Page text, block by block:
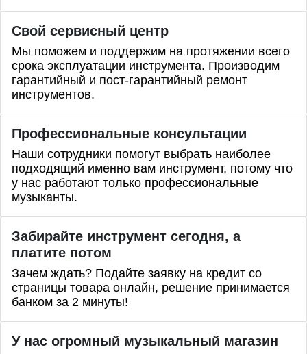
Свой сервисный центр
Мы поможем и поддержим на протяжении всего
срока эксплуатации инструмента. Производим
гарантийный и пост-гарантийный ремонт
инструментов.
Профессиональные консультации
Наши сотрудники помогут выбрать наиболее
подходящий именно вам инструмент, потому что
у нас работают только профессиональные
музыканты.
Забирайте инструмент сегодня, а
платите потом
Зачем ждать? Подайте заявку на кредит со
страницы товара онлайн, решение принимается
банком за 2 минуты!
У нас огромный музыкальный магазин